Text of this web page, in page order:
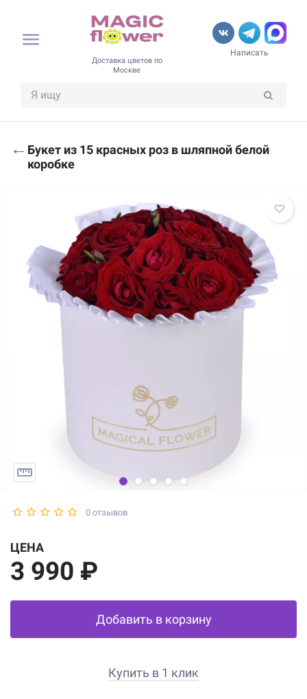
Доставка цветов по
Москве
Написать
← Букет из 15 красных роз в шляпной белой
коробке
0 отзывов
ЦЕНА
3 990 ₽
Добавить в корзину
Купить в 1 клик